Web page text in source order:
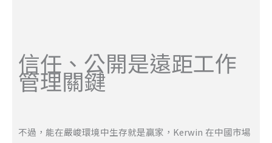
信任、公開是遠距工作
管理關鍵
不過，能在嚴峻環境中生存就是贏家，Kerwin 在中國市場